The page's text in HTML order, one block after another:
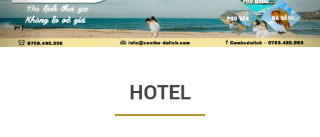
HOTEL